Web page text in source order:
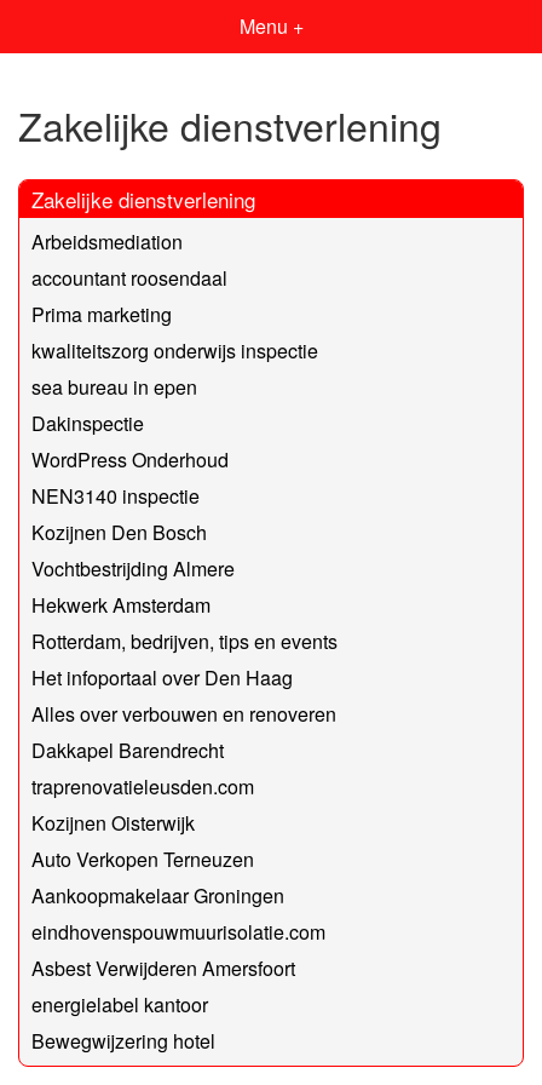
Menu +
Zakelijke dienstverlening
Zakelijke dienstverlening
Arbeidsmediation
accountant roosendaal
Prima marketing
kwaliteitszorg onderwijs inspectie
sea bureau in epen
Dakinspectie
WordPress Onderhoud
NEN3140 inspectie
Kozijnen Den Bosch
Vochtbestrijding Almere
Hekwerk Amsterdam
Rotterdam, bedrijven, tips en events
Het infoportaal over Den Haag
Alles over verbouwen en renoveren
Dakkapel Barendrecht
traprenovatieleusden.com
Kozijnen Oisterwijk
Auto Verkopen Terneuzen
Aankoopmakelaar Groningen
eindhovenspouwmuurisolatie.com
Asbest Verwijderen Amersfoort
energielabel kantoor
Bewegwijzering hotel